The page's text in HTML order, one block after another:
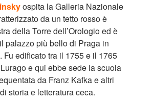
ospita la Galleria Nazionale
da un tetto rosso è
della Torre dell’Orologio ed è
palazzo più bello di Praga in
Fu edificato tra il 1755 e il 1765
e qui ebbe sede la scuola
da Franz Kafka e altri
storia e letteratura ceca.